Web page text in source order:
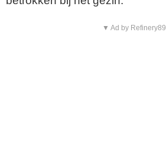
▼ Ad by Refinery89